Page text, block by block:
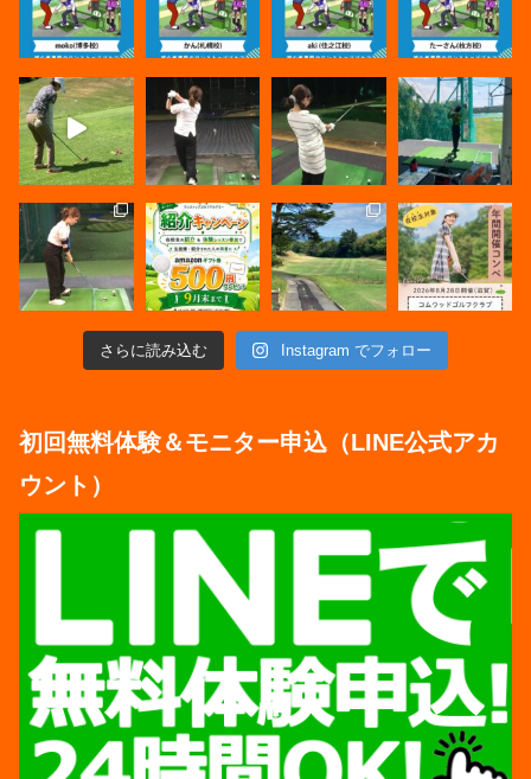
さらに読み込む Instagram でフォロー
初回無料体験＆モニター申込（LINE公式アカ
ウント）